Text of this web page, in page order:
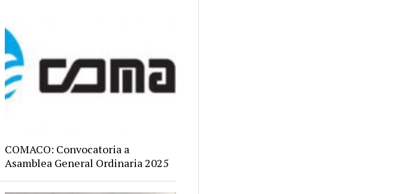
COMACO: Convocatoria a
Asamblea General Ordinaria 2025